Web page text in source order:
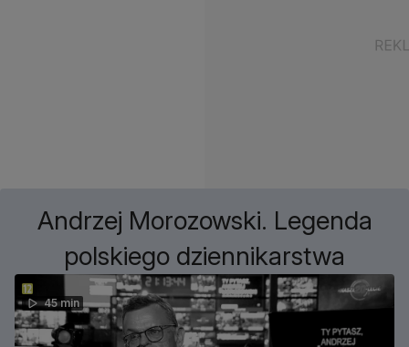
Andrzej Morozowski. Legenda
polskiego dziennikarstwa
45 min